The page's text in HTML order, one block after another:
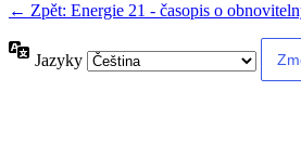
← Zpět: Energie 21 - časopis o
Jazyky